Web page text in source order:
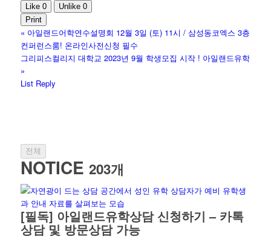
Like 0 Unlike 0
Print
« 아일랜드어학연수설명회 12월 3일 (토) 11시 / 삼성동코엑스 3층
컨퍼런스룸! 온라인사전신청 필수
그리피스컬리지 대학교 2023년 9월 학생모집 시작 ! 아일랜드유학
»
List Reply
전체
NOTICE 203개
[필독] 아일랜드유학상담 신청하기 – 카톡
상담 및 방문상담 가능